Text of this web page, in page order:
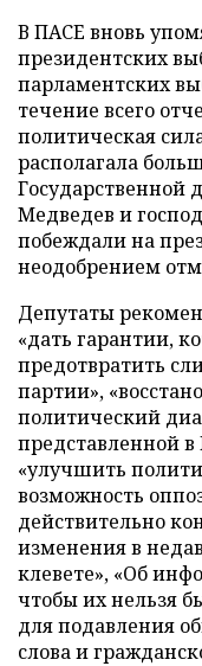
В ПАСЕ вновь
президентских
парламентских
течение всего
политическая
располагала
Государственной
Медведев и
побеждали на
неодобрением
Депутаты
«дать гарантии,
предотвратить
партии»,
политический
представленной в
«улучшить
возможность
действительно
изменения в
клевете», «Об
чтобы их нельзя
для подавления
слова и